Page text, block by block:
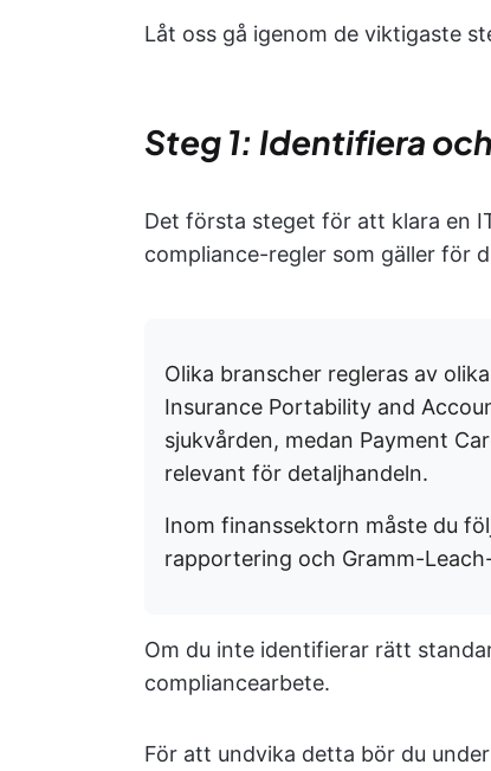
Låt oss gå igenom de viktigaste
Steg 1: Identifiera
Det första steget för att klara en
compliance-regler som gäller för
Olika branscher regleras av
Insurance Portability and
sjukvården, medan Payment
relevant för detaljhandeln.
Inom finanssektorn måste du
rapportering och Gramm-
Om du inte identifierar rätt
compliancearbete.
För att undvika detta bör du